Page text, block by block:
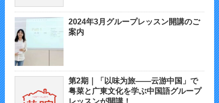
2024年3月グループレッスン開講のご
案内
第2期｜「以味为旅——云游中国」で
粤菜と广東文化を学ぶ中国語グループ
レッスンが開講！